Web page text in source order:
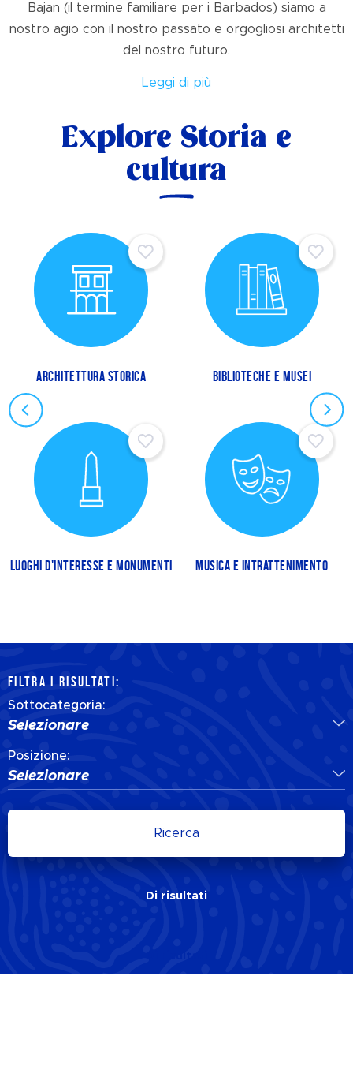
Bajan (il termine familiare per i Barbados) siamo a
nostro agio con il nostro passato e orgogliosi architetti
del nostro futuro.
Leggi di più
Explore Storia e
cultura
ARCHITETTURA STORICA
LUOGHI D'INTERESSE E MONUMENTI
BIBLIOTECHE E MUSEI
MUSICA E INTRATTENIMENTO
FILTRA I RISULTATI:
Sottocategoria:
Selezionare
Posizione:
Selezionare
Ricerca
Di risultati